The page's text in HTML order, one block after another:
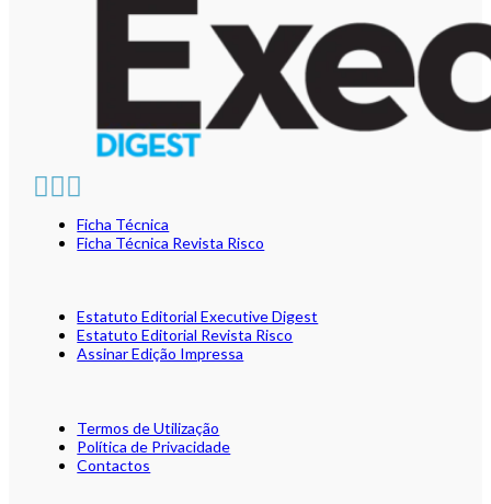
Ficha Técnica
Ficha Técnica Revista Risco
Estatuto Editorial Executive Digest
Estatuto Editorial Revista Risco
Assinar Edição Impressa
Termos de Utilização
Política de Privacidade
Contactos